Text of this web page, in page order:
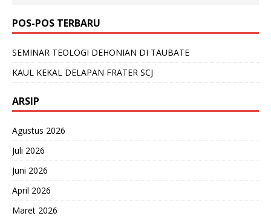
POS-POS TERBARU
SEMINAR TEOLOGI DEHONIAN DI TAUBATE
KAUL KEKAL DELAPAN FRATER SCJ
ARSIP
Agustus 2026
Juli 2026
Juni 2026
April 2026
Maret 2026